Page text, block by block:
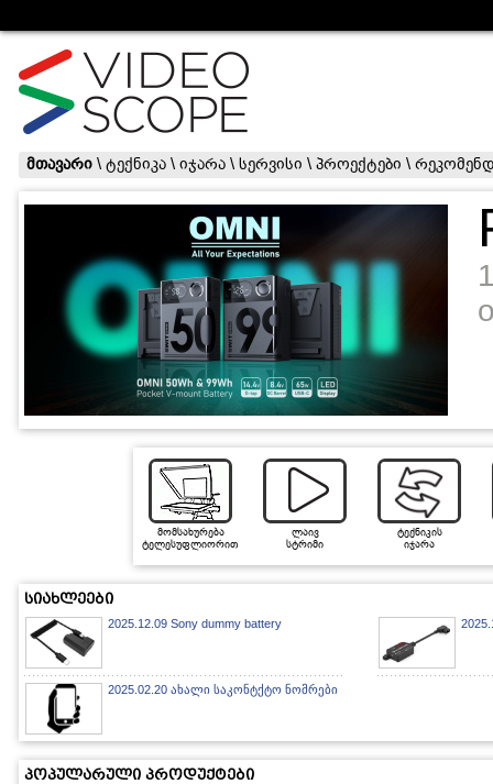
მთავარი \ ტექნიკა \ იჯარა \ სერვისი \ პროექტები \
მომსახურება
ტელესუფლიორით
ლაივ
სტრიმი
ტექნიკის
იჯარა
სიახლეები
2025.12.09 Sony dummy battery
2025.02.20 ახალი საკონტქტო ნომრები
პოპულარული პროდუქტები